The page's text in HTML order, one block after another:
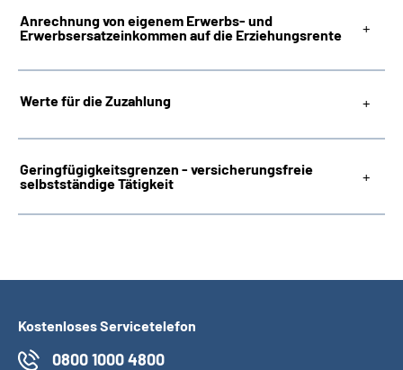
Anrechnung von eigenem Erwerbs- und
Erwerbsersatzeinkommen auf die Erziehungsrente
Werte für die Zuzahlung
Geringfügigkeitsgrenzen - versicherungsfreie
selbstständige Tätigkeit
Kostenloses Servicetelefon
0800 1000 4800